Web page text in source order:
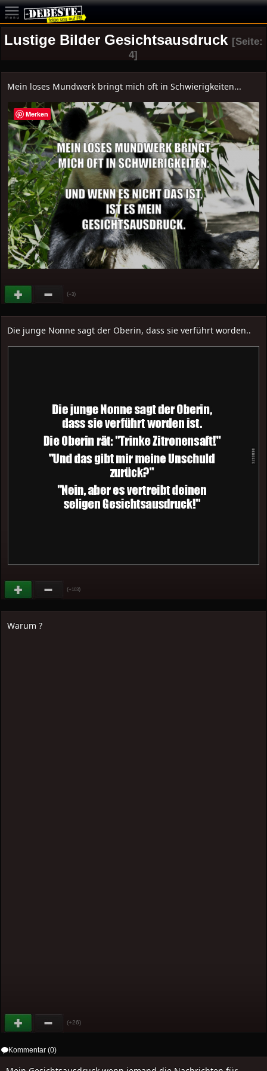
Lustige Bilder Gesichtsausdruck [Seite:
4]
Mein loses Mundwerk bringt mich oft in Schwierigkeiten...
(+3)
Die junge Nonne sagt der Oberin, dass sie verführt worden..
(+103)
Warum ?
(+26)
Kommentar (0)
Merken